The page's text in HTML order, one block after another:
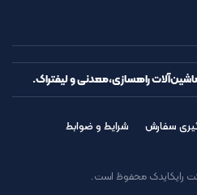
راهسازی،معدنی و لیفتراک.
سفارش
شرایط و ضوابط
رایکایدک محفوظ است.